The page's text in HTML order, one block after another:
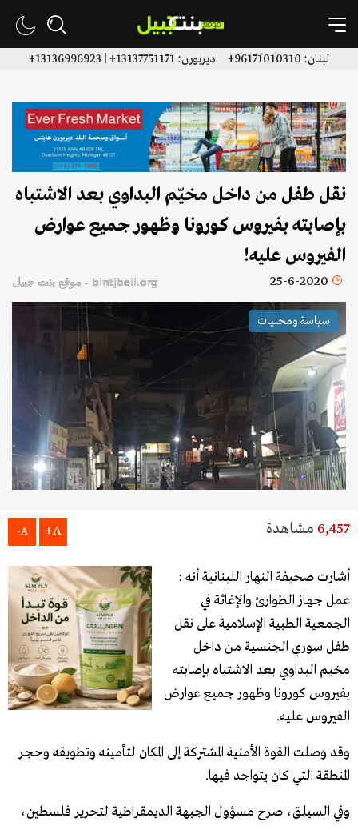
لبنان: 96171010310+ ديربورن: 13137751171+ | 13136996923+
نقل طفل من داخل مخيّم البداوي بعد الاشتباه
بإصابته بفيروس كورونا وظهور جميع عوارض
الفيروس عليه!
25-6-2020 bintjbeil.org - موقع بنت جبيل
سياسة ومحليات
6,457 مشاهدة A+
A-
أشارت صحيفة النهار اللبنانية أنه :
عمل جهاز الطوارئ والإغاثة في
الجمعية الطبية الإسلامية على نقل
طفل سوري الجنسية من داخل
مخيم البداوي بعد الاشتباه بإصابته
بفيروس كورونا وظهور جميع عوارض
الفيروس عليه.
وقد وصلت القوة الأمنية المشتركة إلى المكان لتأمينه وتطويقه وحجر
المنطقة التي كان يتواجد فيها.
وفي السيلق، صرح مسؤول الجبهة الديمقراطية لتحرير فلسطين،